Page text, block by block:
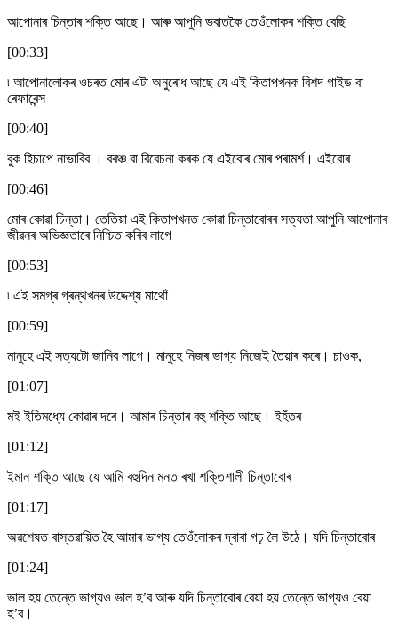
আপোনাৰ চিন্তাৰ শক্তি আছে। আৰু আপুনি ভবাতকৈ তেওঁলোকৰ শক্তি বেছি
[00:33]
৷ আপোনালোকৰ ওচৰত মোৰ এটা অনুৰোধ আছে যে এই কিতাপখনক বিশদ গাইড বা
ৰেফাৰেন্স
[00:40]
বুক হিচাপে নাভাবিব । বৰঞ্চ বা বিবেচনা কৰক যে এইবোৰ মোৰ পৰামৰ্শ। এইবোৰ
[00:46]
মোৰ কোৱা চিন্তা। তেতিয়া এই কিতাপখনত কোৱা চিন্তাবোৰৰ সত্যতা আপুনি আপোনাৰ
জীৱনৰ অভিজ্ঞতাৰে নিশ্চিত কৰিব লাগে
[00:53]
৷ এই সমগ্ৰ গ্ৰন্থখনৰ উদ্দেশ্য মাথোঁ
[00:59]
মানুহে এই সত্যটো জানিব লাগে। মানুহে নিজৰ ভাগ্য নিজেই তৈয়াৰ কৰে। চাওক,
[01:07]
মই ইতিমধ্যে কোৱাৰ দৰে। আমাৰ চিন্তাৰ বহু শক্তি আছে। ইহঁতৰ
[01:12]
ইমান শক্তি আছে যে আমি বহুদিন মনত ৰখা শক্তিশালী চিন্তাবোৰ
[01:17]
অৱশেষত বাস্তৱায়িত হৈ আমাৰ ভাগ্য তেওঁলোকৰ দ্বাৰা গঢ় লৈ উঠে। যদি চিন্তাবোৰ
[01:24]
ভাল হয় তেন্তে ভাগ্যও ভাল হ’ব আৰু যদি চিন্তাবোৰ বেয়া হয় তেন্তে ভাগ্যও বেয়া
হ’ব।